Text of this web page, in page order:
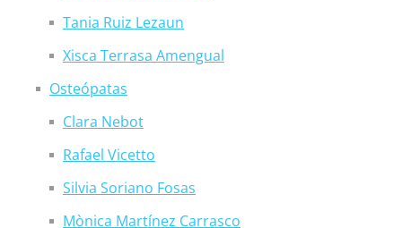
Tania Ruiz Lezaun
Xisca Terrasa Amengual
Osteópatas
Clara Nebot
Rafael Vicetto
Silvia Soriano Fosas
Mònica Martínez Carrasco